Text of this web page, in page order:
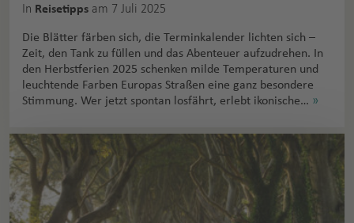
In Reisetipps am 7 Juli 2025
Die Blätter färben sich, die Terminkalender lichten sich –
Zeit, den Tank zu füllen und das Abenteuer aufzudrehen. In
den Herbstferien 2025 schenken milde Temperaturen und
leuchtende Farben Europas Straßen eine ganz besondere
Stimmung. Wer jetzt spontan losfährt, erlebt ikonische… »